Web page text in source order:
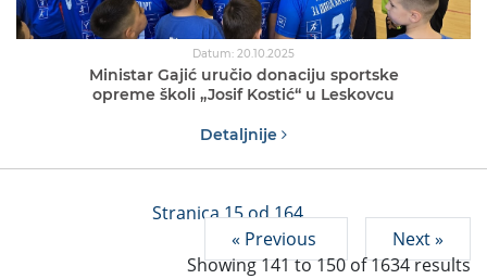
Datum: 20.10.2025
Ministar Gajić uručio donaciju sportske
opreme školi „Josif Kostić“ u Leskovcu
Detaljnije
Stranica 15 od 164
« Previous
Next »
Showing141to150of1634results